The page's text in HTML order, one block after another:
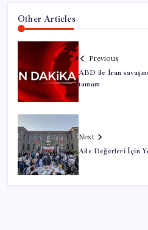
Other Articles
Previous
ABD ile İran
tamam
Next
Aile Değerleri İçin